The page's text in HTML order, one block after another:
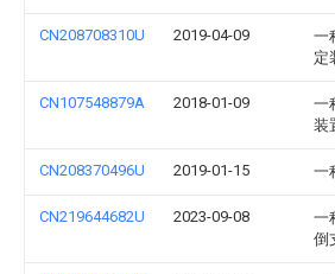
CN208708310U 2019-04-09
一
定
CN107548879A 2018-01-09
一
装
CN208370496U 2019-01-15 一
CN219644682U 2023-09-08
一
倒